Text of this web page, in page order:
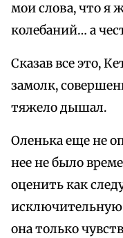
мои слова, что я
колебаний… а
Сказав все это,
замолк,
тяжело дышал.
Оленька еще не
нее не было
оценить как
исключительную
она только